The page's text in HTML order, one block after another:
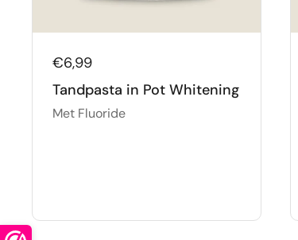
€6,99
Tandpasta in Pot Whitening
Met Fluoride